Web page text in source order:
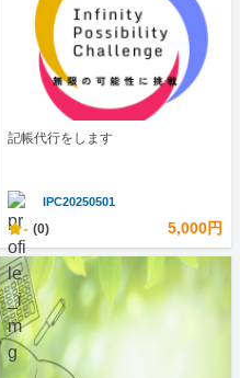
記帳代行をします
IPC20250501
- (0) 5,000円